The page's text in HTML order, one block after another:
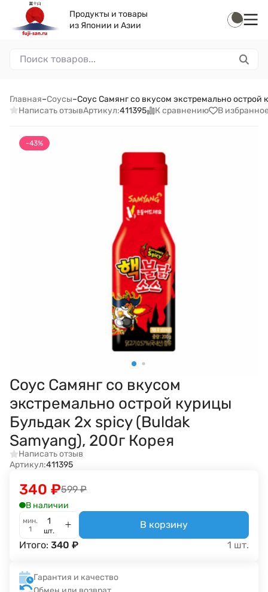
Продукты и товары
из Японии и Азии
Главная–Соусы–Соус Самянг со вкусом экстремально острой
Написать отзывАртикул:411395 К сравнению В
-43%
Соус Самянг со вкусом
экстремально острой курицы
Бульдак 2х spicy (Buldak
Samyang), 200г Корея
Написать отзыв
Артикул:411395
599 ₽
340 ₽
В наличии
мин.
1
шт.
В корзину
Итого: 340 ₽ 1 шт.
Гарантия и качество